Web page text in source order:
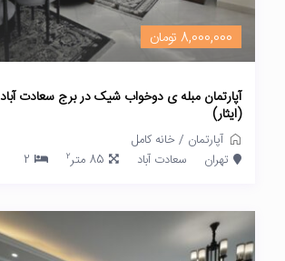
8,000,000 تومان
آپارتمان مبله ی دوخواب شیک در برج سعادت آباد
(ایثار)
آپارتمان /خانه کامل
تهران
سعادت آباد 85 متر 2
2